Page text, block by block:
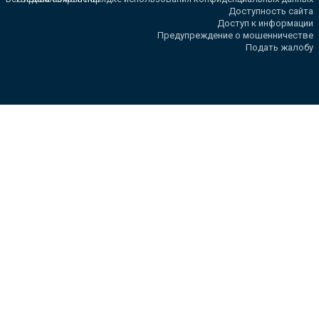
Доступность сайта
Доступ к информации
Предупреждение о мошенничестве
Подать жалобу